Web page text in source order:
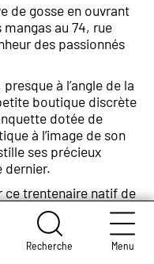
Recherche Menu
de gosse en ouvrant
au 74, rue
des passionnés
à l’angle de la
boutique discrète
dotée de
à l’image de son
ses précieux
dernier.
ce trentenaire natif de
destinait à se
à parler, à lire et à
le hasard et les